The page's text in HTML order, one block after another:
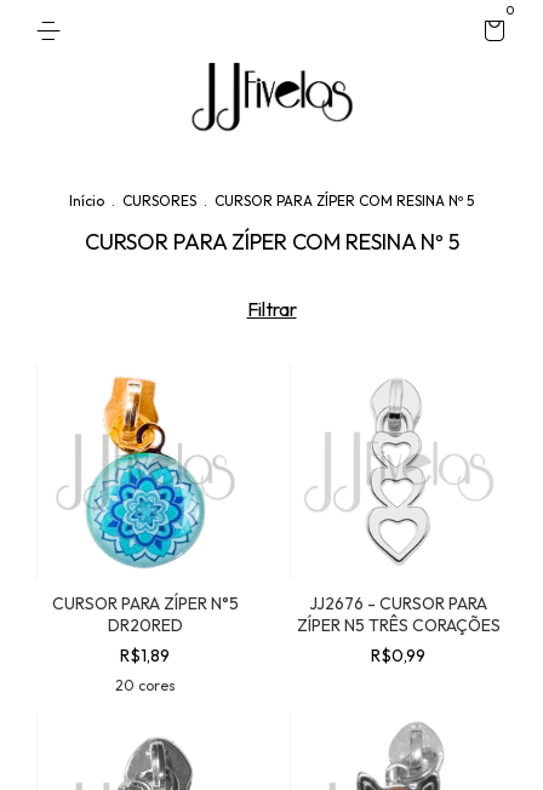
0
Início . CURSORES . CURSOR PARA ZÍPER COM RESINA Nº 5
CURSOR PARA ZÍPER COM RESINA Nº 5
Filtrar
CURSOR PARA ZÍPER N°5
DR20RED
R$1,89
20 cores
JJ2676 - CURSOR PARA
ZÍPER N5 TRÊS CORAÇÕES
R$0,99